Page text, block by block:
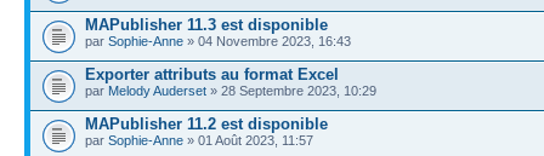
MAPublisher 11.3 est disponible
par Sophie-Anne » 04 Novembre 2023, 16:43
Exporter attributs au format Excel
par Melody Auderset » 28 Septembre 2023, 10:29
MAPublisher 11.2 est disponible
par Sophie-Anne » 01 Août 2023, 11:57